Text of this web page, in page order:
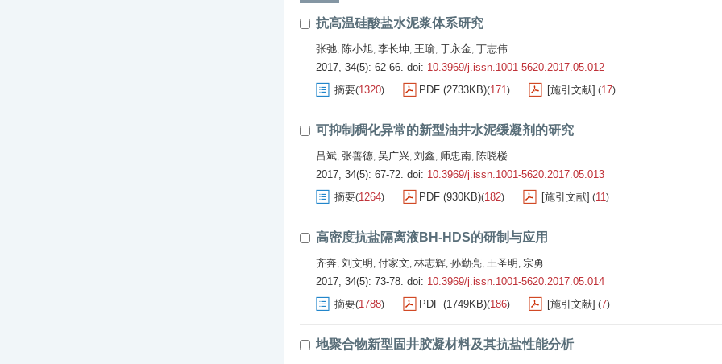
抗高温硅酸盐水泥浆体系研究
张弛, 陈小旭, 李长坤, 王瑜, 于永金, 丁志伟
2017, 34(5): 62-66. doi: 10.3969/j.issn.1001-5620.2017.05.012
摘要(1320) PDF (2733KB)(171) [施引文献] (17)
可抑制稠化异常的新型油井水泥缓凝剂的研究
吕斌, 张善德, 吴广兴, 刘鑫, 师忠南, 陈晓楼
2017, 34(5): 67-72. doi: 10.3969/j.issn.1001-5620.2017.05.013
摘要(1264) PDF (930KB)(182) [施引文献] (11)
高密度抗盐隔离液BH-HDS的研制与应用
齐奔, 刘文明 , 付家文, 林志辉, 孙勤亮, 王圣明 , 宗勇
2017, 34(5): 73-78. doi: 10.3969/j.issn.1001-5620.2017.05.014
摘要(1788) PDF (1749KB)(186) [施引文献] (7)
地聚合物新型固井胶凝材料及其抗盐性能分析